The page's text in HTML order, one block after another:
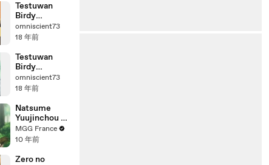
Testuwan
Birdy
DECODE - ED
omniscient73
18 年前
Testuwan
Birdy
DECODE - OP
omniscient73
18 年前
Natsume
Yuujinchou Go
Teaser
MGG France
10 年前
Zero no